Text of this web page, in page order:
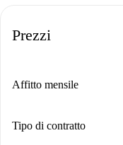
Prezzi
Affitto mensile
Tipo di contratto